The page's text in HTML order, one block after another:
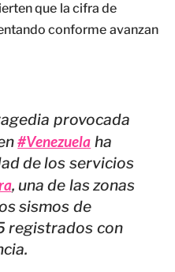
que la cifra de
conforme avanzan
provocada
#Venezuela ha
de los servicios
, una de las zonas
sismos de
registrados con